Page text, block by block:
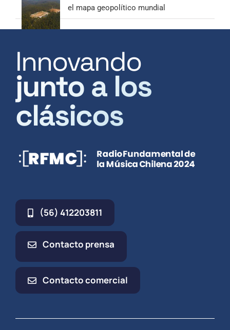
el mapa geopolítico mundial
Innovando
junto a los
clásicos
(56) 412203811
Contacto prensa
Contacto comercial